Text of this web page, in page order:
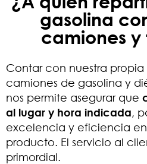
gasolina
camiones y
Contar con nuestra
camiones de gasolina y
nos permite asegurar que
al lugar y hora indicada,
excelencia y eficiencia
producto. El servicio al
primordial.